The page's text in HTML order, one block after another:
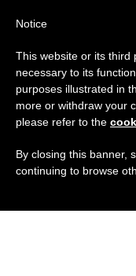
Notice
This website or its third
necessary to its
purposes illustrated in
more or withdraw your
please refer to the
By closing this banner,
continuing to browse